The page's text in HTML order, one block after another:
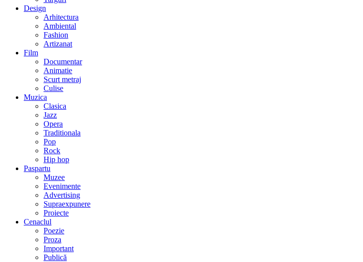
Design
Arhitectura
Ambiental
Fashion
Artizanat
Film
Documentar
Animatie
Scurt metraj
Culise
Muzica
Clasica
Jazz
Opera
Traditionala
Pop
Rock
Hip hop
Paspartu
Muzee
Evenimente
Advertising
Supraexpunere
Proiecte
Cenaclul
Poezie
Proza
Important
Publică